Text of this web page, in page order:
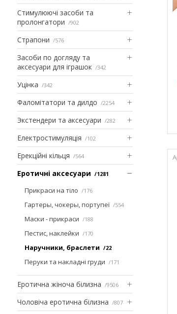
Стимулюючі засоби та
пролонгатори
902
Страпони 576
Засоби по догляду та
аксесуари для іграшок
342
Уцінка 342
Фаломітатори та дилдо 2254
Экстендери та аксесуари 282
Електростимуляція 102
Ерекційні кільця 564
Еротичні аксесуари 1281
Прикраси на тіло 176
Гартеры, чокеры, портупеї 554
Маски - прикраси 188
Пестис, наклейки 170
Наручники, браслети 22
Перуки та накладні груди 171
Еротична жіноча білизна 9506
Чоловіча еротична білизна 807